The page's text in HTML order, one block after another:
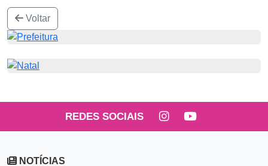
Voltar
REDES SOCIAIS
NOTÍCIAS